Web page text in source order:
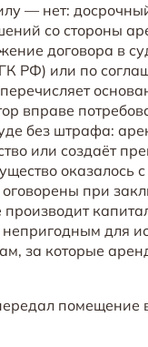
— нет:
со стороны
договора в
РФ) или по
вправе
без штрафа:
или создаёт
оказалось
при
непригодным для
за которые
помещение